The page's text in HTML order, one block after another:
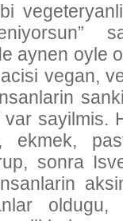
aynen oyle
vegan,
sayilmis.
ekmek,
sonra
oldugu,